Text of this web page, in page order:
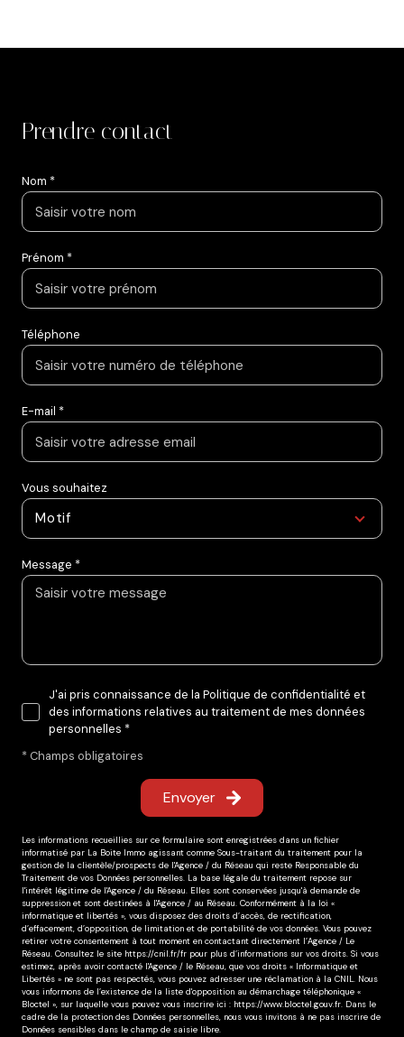
Prendre contact
Nom *
Prénom *
Téléphone
E-mail *
Vous souhaitez
Motif
Message *
J'ai pris connaissance de la Politique de confidentialité et
des informations relatives au traitement de mes données
personnelles *
* Champs obligatoires
Envoyer
Les informations recueillies sur ce formulaire sont enregistrées dans un fichier
informatisé par La Boite Immo agissant comme Sous-traitant du traitement pour la
gestion de la clientèle/prospects de l'Agence / du Réseau qui reste Responsable du
Traitement de vos Données personnelles. La base légale du traitement repose sur
l'intérêt légitime de l'Agence / du Réseau. Elles sont conservées jusqu'à demande de
suppression et sont destinées à l'Agence / au Réseau. Conformément à la loi «
informatique et libertés », vous disposez des droits d’accès, de rectification,
d’effacement, d’opposition, de limitation et de portabilité de vos données. Vous pouvez
retirer votre consentement à tout moment en contactant directement l’Agence / Le
Réseau. Consultez le site https://cnil.fr/fr pour plus d’informations sur vos droits. Si vous
estimez, après avoir contacté l'Agence / le Réseau, que vos droits « Informatique et
Libertés » ne sont pas respectés, vous pouvez adresser une réclamation à la CNIL. Nous
vous informons de l’existence de la liste d'opposition au démarchage téléphonique «
Bloctel », sur laquelle vous pouvez vous inscrire ici : https://www.bloctel.gouv.fr. Dans le
cadre de la protection des Données personnelles, nous vous invitons à ne pas inscrire de
Données sensibles dans le champ de saisie libre.